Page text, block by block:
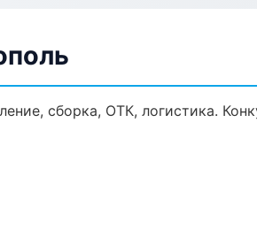
сборка, ОТК, логистика.